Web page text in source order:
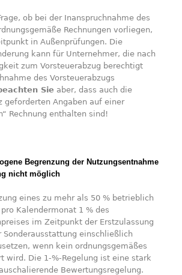
ob bei der Inanspruchnahme des
Rechnungen vorliegen,
in Außenprüfungen. Die
kann für Unternehmer, die nach
zum Vorsteuerabzug berechtigt
des Vorsteuerabzugs
Sie aber, dass auch die
geforderten Angaben auf einer
Rechnung enthalten sind!
Begrenzung der Nutzungsentnahme
nicht möglich
eines zu mehr als 50 % betrieblich
Kalendermonat 1 % des
im Zeitpunkt der Erstzulassung
Sonderausstattung einschließlich
wenn kein ordnungsgemäßes
wird. Die 1-%-Regelung ist eine stark
Bewertungsregelung.